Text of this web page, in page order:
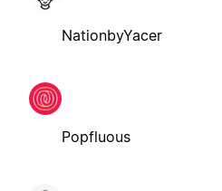
NationbyYacer
Popfluous